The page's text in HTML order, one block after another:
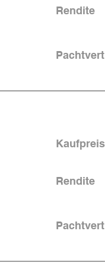
Rendite
Kaufpreis
Rendite